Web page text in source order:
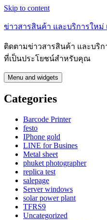
Skip to content
ข่าวสารสินค้า และบริการใหม่
ติดตามข่าวสารสินค้า และบริ
ที่เป็นประโยชน์สำหรับคุณ
Menu and widgets
Categories
Barcode Printer
festo
IPhone gold
LINE for Busines
Metal sheet
phuket photographer
replica test
salepage
Server windows
solar power plant
TFRS9
Uncategorized